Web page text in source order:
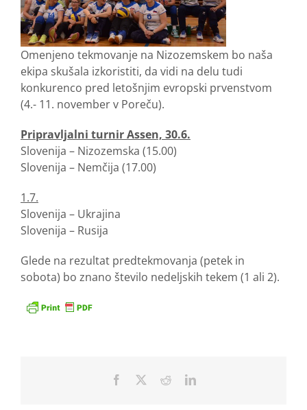
Omenjeno tekmovanje na Nizozemskem bo naša
ekipa skušala izkoristiti, da vidi na delu tudi
konkurenco pred letošnjim evropski prvenstvom
(4.- 11. november v Poreču).
Pripravljalni turnir Assen, 30.6.
Slovenija – Nizozemska (15.00)
Slovenija – Nemčija (17.00)
1.7.
Slovenija – Ukrajina
Slovenija – Rusija
Glede na rezultat predtekmovanja (petek in
sobota) bo znano število nedeljskih tekem (1 ali 2).
Facebook RedditLinkedIn